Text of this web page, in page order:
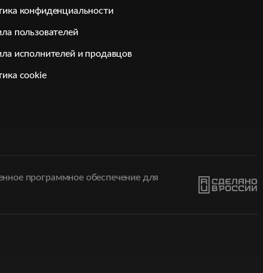
конфиденциальности
пользователей
исполнителей и продавцов
cookie
программное обеспечение для